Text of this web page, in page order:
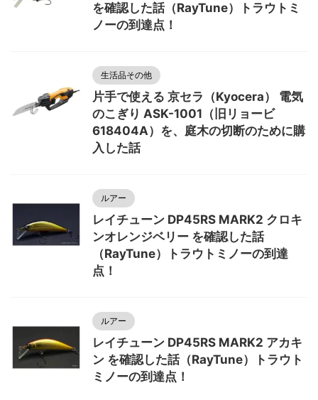
を確認した話（RayTune）トラウトミ
ノーの到達点！
生活品その他
片手で使える 京セラ（Kyocera） 電気
のこぎり ASK-1001（旧リョービ
618404A）を、庭木の切断のために購
入した話
ルアー
レイチューン DP45RS MARK2 クロキ
ンオレンジベリー を確認した話
（RayTune）トラウトミノーの到達
点！
ルアー
レイチューン DP45RS MARK2 アカキ
ン を確認した話（RayTune）トラウト
ミノーの到達点！